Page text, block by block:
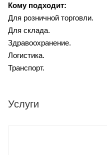
Кому подходит:
Для розничной торговли.
Для склада.
Здравоохранение.
Логистика.
Транспорт.
Услуги